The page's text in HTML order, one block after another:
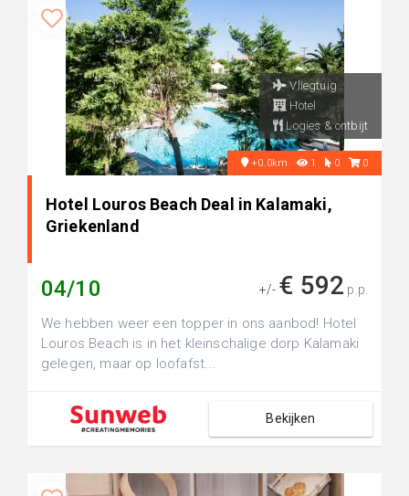
Vliegtuig
Hotel
Logies & ontbijt
+0.0km 1 0 0
Hotel Louros Beach Deal in Kalamaki,
Griekenland
04/10 +/- € 592 p.p.
We hebben weer een topper in ons aanbod! Hotel
Louros Beach is in het kleinschalige dorp Kalamaki
gelegen, maar op loofafst...
Bekijken